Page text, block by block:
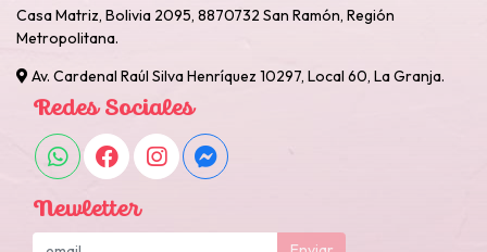
Casa Matriz, Bolivia 2095, 8870732 San Ramón, Región
Metropolitana.
Av. Cardenal Raúl Silva Henríquez 10297, Local 60, La Granja.
Redes Sociales
Newletter